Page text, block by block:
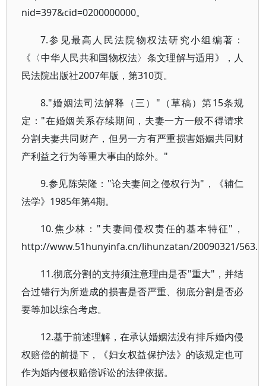
nid=397&cid=0200000000。
7.参见最高人民法院物权法研究小组编著：
《〈中华人民共和国物权法〉条文理解与适用》，人
民法院出版社2007年版，第310页。
8."婚姻法司法解释（三）"（草稿）第15条规
定："在婚姻关系存续期间，夫妻一方一般不得请求
分割夫妻共同财产，但另一方有严重损害婚姻共同财
产利益之行为等重大事由的除外。"
9.参见陈荣隆："论夫妻间之侵权行为"，《辅仁
法学》1985年第4期。
10.焦少林："夫妻间侵权责任的基本特征"，
http://www.51hunyinfa.cn/lihunzatan/20090321/
11.彻底分割的支持须注意理由是否"重大"，并结
合过错行为所造成的损害是否严重、彻底分割是否必
要等加以综合考虑。
12.基于前述理解，在承认婚姻法没有排斥婚内侵
权赔偿的前提下，《妇女权益保护法》的该规定也可
作为婚内侵权赔偿诉讼的法律依据。